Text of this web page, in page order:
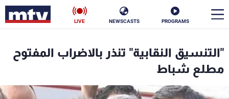
PROGRAMS
NEWSCASTS
LIVE
"التنسيق النقابية" تنذر بالاضراب المفتوح
مطلع شباط
الأخبار
سياسة ناس